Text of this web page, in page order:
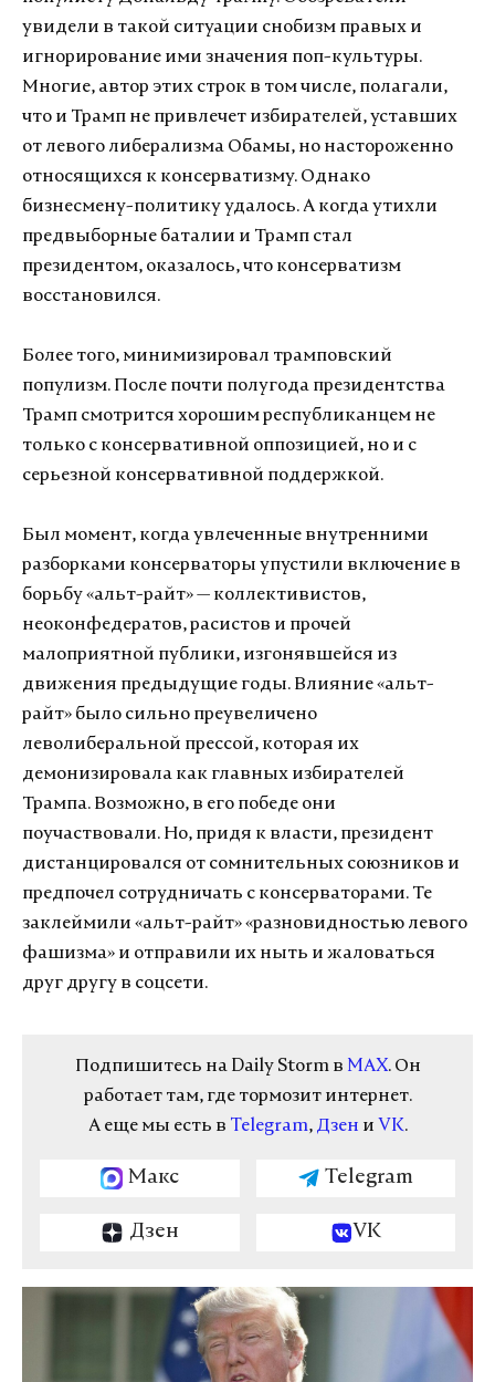
увидели в такой ситуации снобизм правых и
игнорирование ими значения поп-культуры.
Многие, автор этих строк в том числе, полагали,
что и Трамп не привлечет избирателей, уставших
от левого либерализма Обамы, но настороженно
относящихся к консерватизму. Однако
бизнесмену-политику удалось. А когда утихли
предвыборные баталии и Трамп стал
президентом, оказалось, что консерватизм
восстановился.
Более того, минимизировал трамповский
популизм. После почти полугода президентства
Трамп смотрится хорошим республиканцем не
только с консервативной оппозицией, но и с
серьезной консервативной поддержкой.
Был момент, когда увлеченные внутренними
разборками консерваторы упустили включение в
борьбу «альт-райт» — коллективистов,
неоконфедератов, расистов и прочей
малоприятной публики, изгонявшейся из
движения предыдущие годы. Влияние «альт-
райт» было сильно преувеличено
леволиберальной прессой, которая их
демонизировала как главных избирателей
Трампа. Возможно, в его победе они
поучаствовали. Но, придя к власти, президент
дистанцировался от сомнительных союзников и
предпочел сотрудничать с консерваторами. Те
заклеймили «альт-райт» «разновидностью левого
фашизма» и отправили их ныть и жаловаться
друг другу в соцсети.
Подпишитесь на Daily Storm в MAX. Он
работает там, где тормозит интернет.
А еще мы есть в Telegram, Дзен и VK.
Макс Telegram
Дзен VK